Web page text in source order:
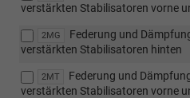
verstärkten Stabilisatoren vorne
2MG
Federung und
verstärkten Stabilisatoren hinten
2MT
Federung und
verstärkten Stabilisatoren vorne